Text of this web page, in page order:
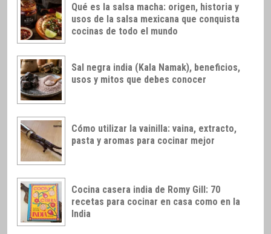
Qué es la salsa macha: origen, historia y
usos de la salsa mexicana que conquista
cocinas de todo el mundo
Sal negra india (Kala Namak), beneficios,
usos y mitos que debes conocer
Cómo utilizar la vainilla: vaina, extracto,
pasta y aromas para cocinar mejor
Cocina casera india de Romy Gill: 70
recetas para cocinar en casa como en la
India